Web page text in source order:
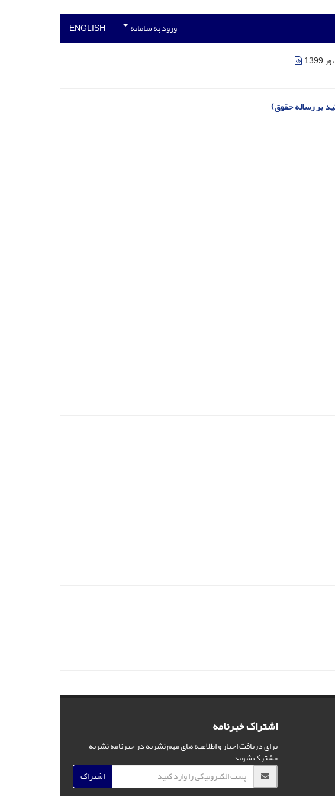
ورود به سامانه ENGLISH
اشتراک خبرنامه
برای دریافت اخبار و اطلاعیه های مهم نشریه در خبرنامه نشریه
مشترک شوید.
اشتراک